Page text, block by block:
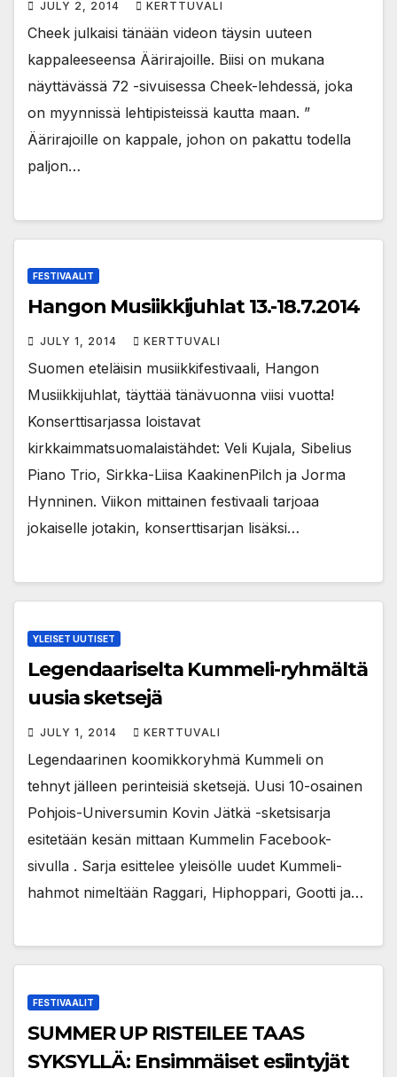
JULY 2, 2014 KERTTUVALI
Cheek julkaisi tänään videon täysin uuteen
kappaleeseensa Äärirajoille. Biisi on mukana
näyttävässä 72 -sivuisessa Cheek-lehdessä, joka
on myynnissä lehtipisteissä kautta maan. ”
Äärirajoille on kappale, johon on pakattu todella
paljon…
FESTIVAALIT
Hangon Musiikkijuhlat 13.-18.7.2014
JULY 1, 2014 KERTTUVALI
Suomen eteläisin musiikkifestivaali, Hangon
Musiikkijuhlat, täyttää tänävuonna viisi vuotta!
Konserttisarjassa loistavat
kirkkaimmatsuomalaistähdet: Veli Kujala, Sibelius
Piano Trio, Sirkka-Liisa KaakinenPilch ja Jorma
Hynninen. Viikon mittainen festivaali tarjoaa
jokaiselle jotakin, konserttisarjan lisäksi…
YLEISET UUTISET
Legendaariselta Kummeli-ryhmältä
uusia sketsejä
JULY 1, 2014 KERTTUVALI
Legendaarinen koomikkoryhmä Kummeli on
tehnyt jälleen perinteisiä sketsejä. Uusi 10-osainen
Pohjois-Universumin Kovin Jätkä -sketsisarja
esitetään kesän mittaan Kummelin Facebook-
sivulla . Sarja esittelee yleisölle uudet Kummeli-
hahmot nimeltään Raggari, Hiphoppari, Gootti ja…
FESTIVAALIT
SUMMER UP RISTEILEE TAAS
SYKSYLLÄ: Ensimmäiset esiintyjät